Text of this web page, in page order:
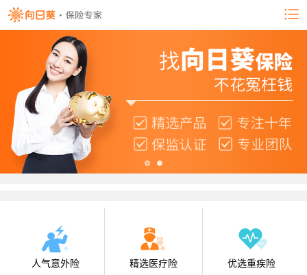
人气意外险 精选医疗险 优选重疾险